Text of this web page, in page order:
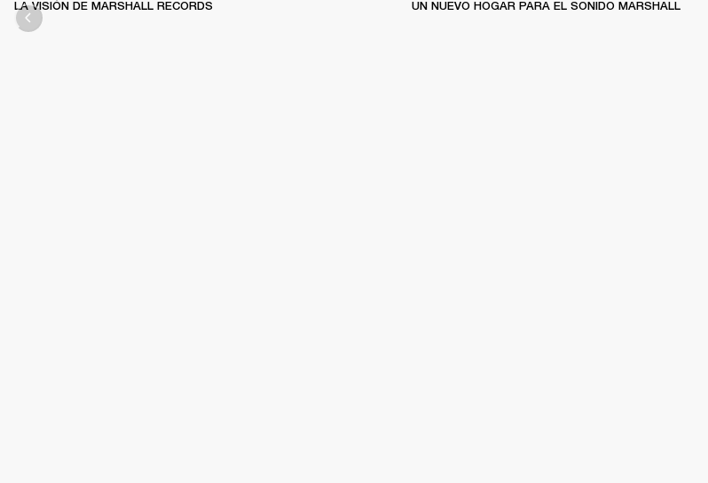
LA VISIÓN DE MARSHALL RECORDS UN NUEVO HOGAR PARA EL SONIDO MARSHALL